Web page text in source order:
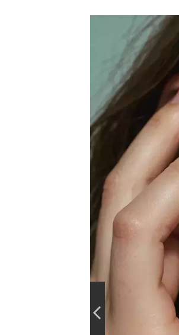
list:
nejlepší
tvářenky
blush
stacking